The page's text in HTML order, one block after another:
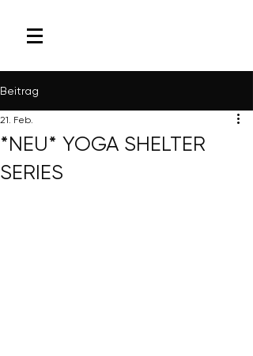
Beitrag
*NEU* YOGA SHELTER
SERIES
21. Feb.